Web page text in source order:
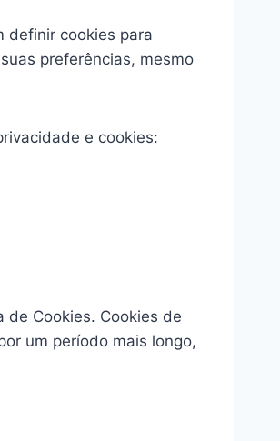
definir cookies para
preferências, mesmo
e cookies:
Cookies. Cookies de
um período mais longo,